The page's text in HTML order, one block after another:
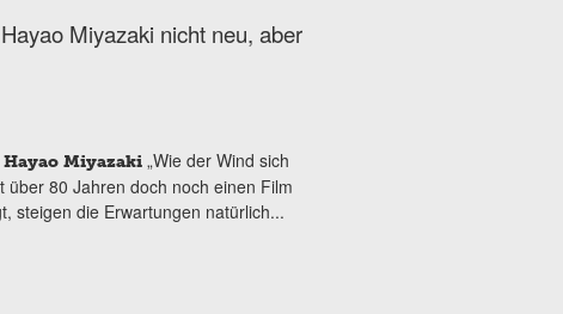
Miyazaki nicht neu, aber
Hayao Miyazaki„Wie der Wind sich
über 80 Jahren doch noch einen Film
steigen die Erwartungen natürlich...